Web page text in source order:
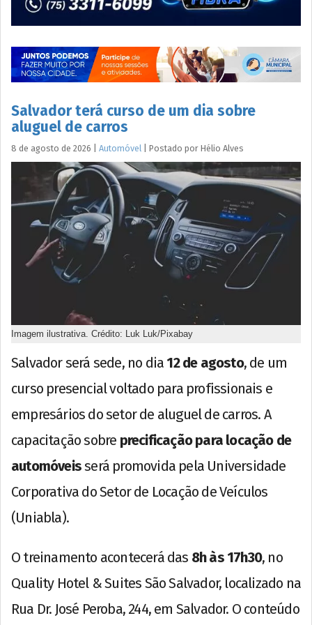
Salvador terá curso de um dia sobre
aluguel de carros
8 de agosto de 2026 Automóvel Postado por Hélio Alves
Imagem ilustrativa. Crédito: Luk Luk/Pixabay
Salvador será sede, no dia 12 de agosto, de um
curso presencial voltado para profissionais e
empresários do setor de aluguel de carros. A
capacitação sobre precificação para locação de
automóveisserá promovida pela Universidade
Corporativa do Setor de Locação de Veículos
(Uniabla).
O treinamento acontecerá das 8h às 17h30, no
Quality Hotel & Suites São Salvador, localizado na
Rua Dr. José Peroba, 244, em Salvador. O conteúdo